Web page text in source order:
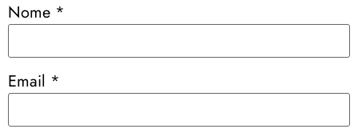
Nome *
Email *